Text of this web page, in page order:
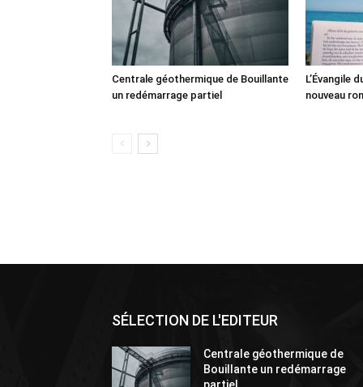
Centrale géothermique de Bouillante
un redémarrage partiel
L’Évangile
nouveau
SÉLECTION DE L'EDITEUR
Centrale géothermique de
Bouillante un redémarrage